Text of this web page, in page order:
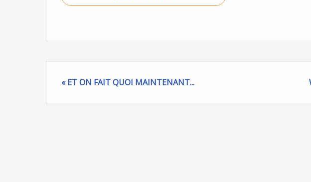
« ET ON FAIT QUOI MAINTENANT...